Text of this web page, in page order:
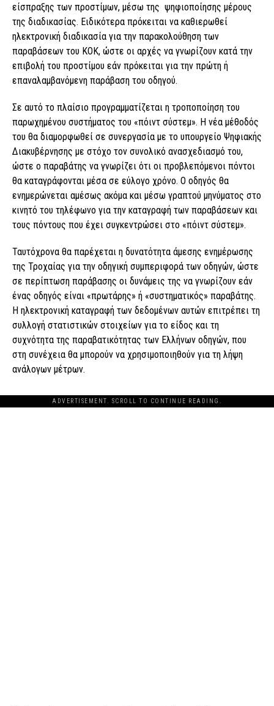
είσπραξης των προστίμων, μέσω της ψηφιοποίησης μέρους
της διαδικασίας. Ειδικότερα πρόκειται να καθιερωθεί
ηλεκτρονική διαδικασία για την παρακολούθηση των
παραβάσεων του ΚΟΚ, ώστε οι αρχές να γνωρίζουν κατά την
επιβολή του προστίμου εάν πρόκειται για την πρώτη ή
επαναλαμβανόμενη παράβαση του οδηγού.
Σε αυτό το πλαίσιο προγραμματίζεται η τροποποίηση του
παρωχημένου συστήματος του «πόιντ σύστεμ». Η νέα μέθοδός
του θα διαμορφωθεί σε συνεργασία με το υπουργείο Ψηφιακής
Διακυβέρνησης με στόχο τον συνολικό ανασχεδιασμό του,
ώστε ο παραβάτης να γνωρίζει ότι οι προβλεπόμενοι πόντοι
θα καταγράφονται μέσα σε εύλογο χρόνο. Ο οδηγός θα
ενημερώνεται αμέσως ακόμα και μέσω γραπτού μηνύματος στο
κινητό του τηλέφωνο για την καταγραφή των παραβάσεων και
τους πόντους που έχει συγκεντρώσει στο «πόιντ σύστεμ».
Ταυτόχρονα θα παρέχεται η δυνατότητα άμεσης ενημέρωσης
της Τροχαίας για την οδηγική συμπεριφορά των οδηγών, ώστε
σε περίπτωση παράβασης οι δυνάμεις της να γνωρίζουν εάν
ένας οδηγός είναι «πρωτάρης» ή «συστηματικός» παραβάτης.
Η ηλεκτρονική καταγραφή των δεδομένων αυτών επιτρέπει τη
συλλογή στατιστικών στοιχείων για το είδος και τη
συχνότητα της παραβατικότητας των Ελλήνων οδηγών, που
στη συνέχεια θα μπορούν να χρησιμοποιηθούν για τη λήψη
ανάλογων μέτρων.
ADVERTISEMENT. SCROLL TO CONTINUE READING.